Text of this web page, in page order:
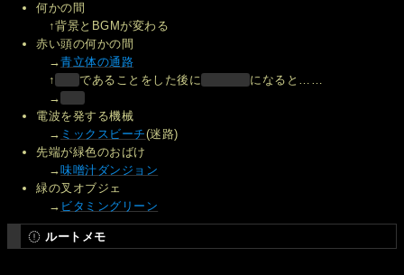
何かの間
↑背景とBGMが変わる
赤い頭の何かの間
→青立体の通路
↑
であることをした後に
になると……
→
電波を発する機械
→ ミックスビーチ(迷路)
先端が緑色のおばけ
→味噌汁ダンジョン
緑の叉オブジェ
→ ビタミングリーン
ルートメモ